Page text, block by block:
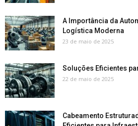
A Importância da
Logística Moderna
23 de maio de 2025
Soluções Eficientes
22 de maio de 2025
Cabeamento